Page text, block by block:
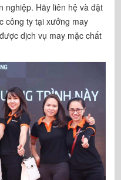
nghiệp. Hãy liên hệ và đặt
công ty tại xưởng may
dịch vụ may mặc chất